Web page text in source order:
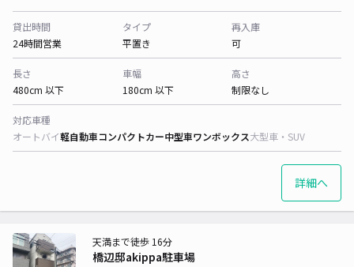
貸出時間
24時間営業
タイプ
平置き
再入庫
可
長さ
480cm 以下
車幅
180cm 以下
高さ
制限なし
対応車種
オートバイ軽自動車コンパクトカー中型車ワンボックス大型車・SUV
詳細へ
橋辺邸akippa駐車場
天満まで徒歩 16分